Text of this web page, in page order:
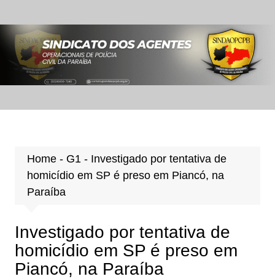
para
conteúdo
Home- G1 - Investigado por tentativa de
homicídio em SP é preso em Piancó, na
Paraíba
Investigado por tentativa de
homicídio em SP é preso em
Piancó, na Paraíba